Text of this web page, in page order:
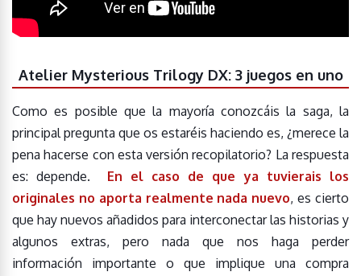
Atelier Mysterious Trilogy DX: 3 juegos en uno
Como es posible que la mayoría conozcáis la saga, la
principal pregunta que os estaréis haciendo es, ¿merece la
pena hacerse con esta versión recopilatorio? La respuesta
es: depende. En el caso de que ya tuvierais los
originales no aporta realmente nada nuevo, es cierto
que hay nuevos añadidos para interconectar las historias y
algunos extras, pero nada que nos haga perder
información importante o que implique una compra